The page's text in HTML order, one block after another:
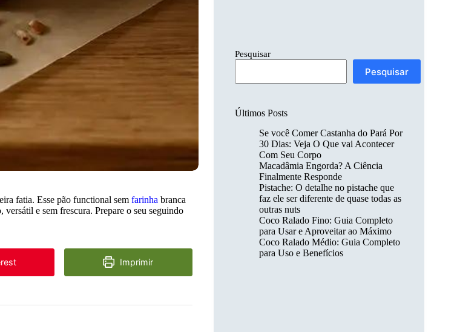
fatia. Esse pão functional sem farinha branca
e sem frescura. Prepare o seu seguindo
Imprimir
Pesquisar
Pesquisar
Últimos Posts
Se você Comer Castanha do Pará Por
30 Dias: Veja O Que vai Acontecer
Com Seu Corpo
Macadâmia Engorda? A Ciência
Finalmente Responde
Pistache: O detalhe no pistache que
faz ele ser diferente de quase todas as
outras nuts
Coco Ralado Fino: Guia Completo
para Usar e Aproveitar ao Máximo
Coco Ralado Médio: Guia Completo
para Uso e Benefícios